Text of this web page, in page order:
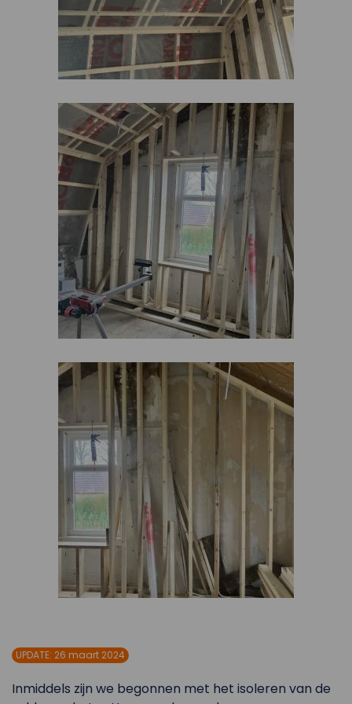
UPDATE: 26 maart 2024
Inmiddels zijn we begonnen met het isoleren van de